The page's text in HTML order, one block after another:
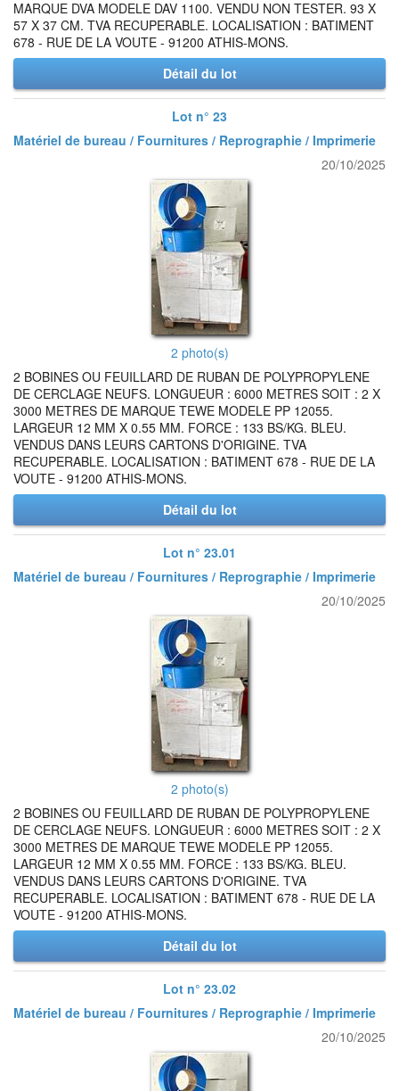
MARQUE DVA MODELE DAV 1100. VENDU NON TESTER. 93 X
57 X 37 CM. TVA RECUPERABLE. LOCALISATION : BATIMENT
678 - RUE DE LA VOUTE - 91200 ATHIS-MONS.
Détail du lot
Lot n° 23
Matériel de bureau / Fournitures / Reprographie / Imprimerie
20/10/2025
2 photo(s)
2 BOBINES OU FEUILLARD DE RUBAN DE POLYPROPYLENE
DE CERCLAGE NEUFS. LONGUEUR : 6000 METRES SOIT : 2 X
3000 METRES DE MARQUE TEWE MODELE PP 12055.
LARGEUR 12 MM X 0.55 MM. FORCE : 133 BS/KG. BLEU.
VENDUS DANS LEURS CARTONS D'ORIGINE. TVA
RECUPERABLE. LOCALISATION : BATIMENT 678 - RUE DE LA
VOUTE - 91200 ATHIS-MONS.
Détail du lot
Lot n° 23.01
Matériel de bureau / Fournitures / Reprographie / Imprimerie
20/10/2025
2 photo(s)
2 BOBINES OU FEUILLARD DE RUBAN DE POLYPROPYLENE
DE CERCLAGE NEUFS. LONGUEUR : 6000 METRES SOIT : 2 X
3000 METRES DE MARQUE TEWE MODELE PP 12055.
LARGEUR 12 MM X 0.55 MM. FORCE : 133 BS/KG. BLEU.
VENDUS DANS LEURS CARTONS D'ORIGINE. TVA
RECUPERABLE. LOCALISATION : BATIMENT 678 - RUE DE LA
VOUTE - 91200 ATHIS-MONS.
Détail du lot
Lot n° 23.02
Matériel de bureau / Fournitures / Reprographie / Imprimerie
20/10/2025